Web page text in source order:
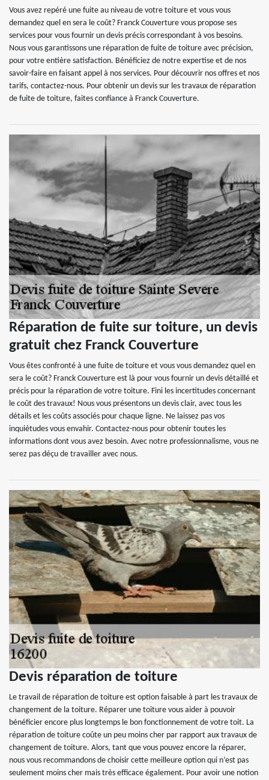
Vous avez repéré une fuite au niveau de votre toiture et vous vous
demandez quel en sera le coût? Franck Couverture vous propose ses
services pour vous fournir un devis précis correspondant à vos besoins.
Nous vous garantissons une réparation de fuite de toiture avec précision,
pour votre entière satisfaction. Bénéficiez de notre expertise et de nos
savoir-faire en faisant appel à nos services. Pour découvrir nos offres et nos
tarifs, contactez-nous. Pour obtenir un devis sur les travaux de réparation
de fuite de toiture, faites confiance à Franck Couverture.
Réparation de fuite sur toiture, un devis
gratuit chez Franck Couverture
Vous êtes confronté à une fuite de toiture et vous vous demandez quel en
sera le coût? Franck Couverture est là pour vous fournir un devis détaillé et
précis pour la réparation de votre toiture. Fini les incertitudes concernant
le coût des travaux! Nous vous présentons un devis clair, avec tous les
détails et les coûts associés pour chaque ligne. Ne laissez pas vos
inquiétudes vous envahir. Contactez-nous pour obtenir toutes les
informations dont vous avez besoin. Avec notre professionnalisme, vous ne
serez pas déçu de travailler avec nous.
Devis réparation de toiture
Le travail de réparation de toiture est option faisable à part les travaux de
changement de la toiture. Réparer une toiture vous aider à pouvoir
bénéficier encore plus longtemps le bon fonctionnement de votre toit. La
réparation de toiture coûte un peu moins cher par rapport aux travaux de
changement de toiture. Alors, tant que vous pouvez encore la réparer,
nous vous recommandons de choisir cette meilleure option qui n’est pas
seulement moins cher mais très efficace également. Pour avoir une notion